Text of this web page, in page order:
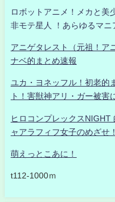
ロボットアニメ！メカと美
非モテ星人 ！あらゆるマニ
アニゲタレスト（元祖！
ナベ的まとめ速報
ユカ・ヨネッフル！初老的
ト！害獣神アリ・ガー被害
ヒロコンプレックスNIGHT
ャアラフィフ女子のめざせ
萌えっとこあに！
t112-1000ｍ